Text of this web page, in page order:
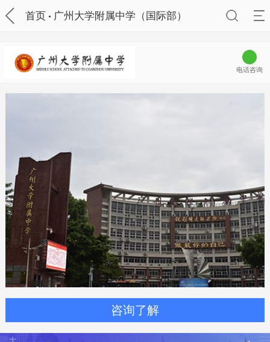
首页 广州大学附属中学（国际部）
电话咨询
咨询了解